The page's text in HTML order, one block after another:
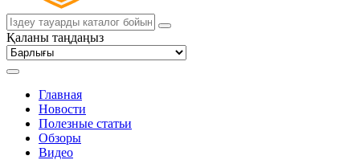
Қаланы таңдаңыз
Главная
Новости
Полезные статьи
Обзоры
Видео